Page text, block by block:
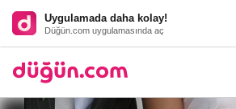
Uygulamada daha kolay!
Düğün.com uygulamasında aç